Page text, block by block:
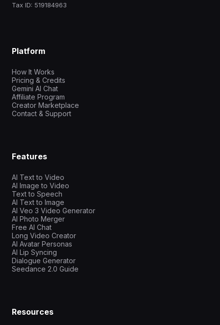
Tax ID: 519184963
Platform
How It Works
Pricing & Credits
Gemini AI Chat
Affiliate Program
Creator Marketplace
Contact & Support
Features
AI Text to Video
AI Image to Video
Text to Speech
AI Text to Image
AI Veo 3 Video Generator
AI Photo Merger
Free AI Chat
Long Video Creator
AI Avatar Personas
AI Lip Syncing
Dialogue Generator
Seedance 2.0 Guide
Resources